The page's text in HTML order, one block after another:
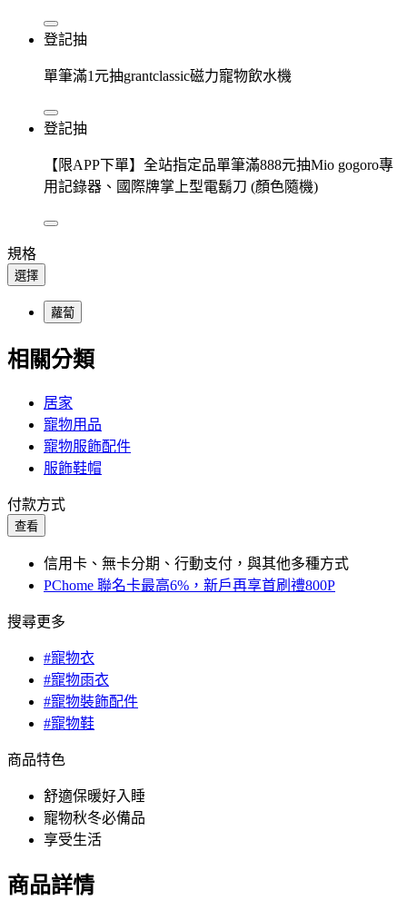
登記抽
單筆滿1元抽grantclassic磁力寵物飲水機
登記抽
【限APP下單】全站指定品單筆滿888元抽Mio gogoro專
用記錄器、國際牌掌上型電鬍刀 (顏色隨機)
規格
選擇
蘿蔔
相關分類
居家
寵物用品
寵物服飾配件
服飾鞋帽
付款方式
查看
信用卡、無卡分期、行動支付，與其他多種方式
PChome 聯名卡最高6%，新戶再享首刷禮800P
搜尋更多
#寵物衣
#寵物雨衣
#寵物裝飾配件
#寵物鞋
商品特色
舒適保暖好入睡
寵物秋冬必備品
享受生活
商品詳情